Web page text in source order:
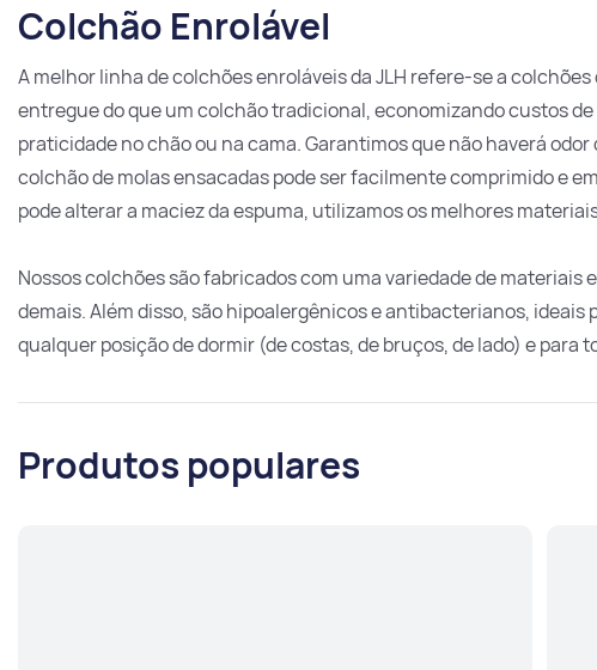
Colchão Enrolável
A melhor linha de colchões enroláveis ​​da JLH refere-se a
entregue do que um colchão tradicional, economizando custos
praticidade no chão ou na cama. Garantimos que não haverá
colchão de molas ensacadas pode ser facilmente comprimido e
pode alterar a maciez da espuma, utilizamos os melhores
Nossos colchões são fabricados com uma variedade de
demais. Além disso, são hipoalergênicos e antibacterianos,
qualquer posição de dormir (de costas, de bruços, de lado) e para
Produtos populares